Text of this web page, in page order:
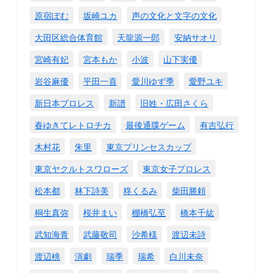
原宿ぽむ
坂崎ユカ
声の文化と文字の文化
大田区総合体育館
天龍源一郎
安納サオリ
宮崎有妃
宮本もか 小波
山下実優
岩谷麻優
平田一喜 愛川ゆず季
愛野ユキ
新日本プロレス
新譜
旧姓・広田さくら
春ゆきてレトロチカ
最後通牒ゲーム
有吉弘行
木村花
朱里
東京プリンセスカップ
東京ヤクルトスワローズ
東京女子プロレス
松本都
林下詩美 柊くるみ
柴田勝頼
桐生真弥
桜井まい 棚橋弘至
橋本千紘
武知海青
武藤敬司 沙希様
渡辺未詩
渡辺桃
演劇 瑞季 瑞希
白川未奈